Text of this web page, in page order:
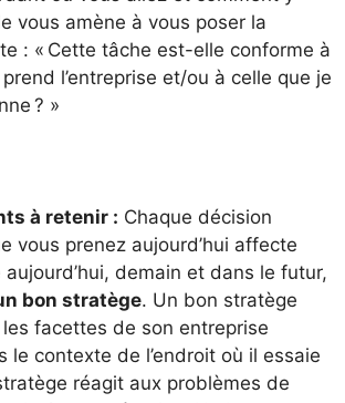
vous amène à vous poser la
: « Cette tâche est-elle conforme à
l’entreprise et/ou à celle que je
? »
à retenir : Chaque décision
vous prenez aujourd’hui affecte
demain et dans le futur,
bon stratège. Un bon stratège
facettes de son entreprise
le contexte de l’endroit où il essaie
réagit aux problèmes de